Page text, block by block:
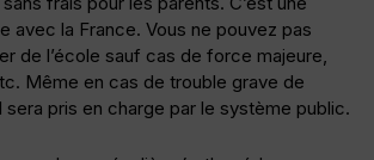
avec la France. Vous ne pouvez pas
de l’école sauf cas de force majeure,
Même en cas de trouble grave de
pris en charge par le système public.